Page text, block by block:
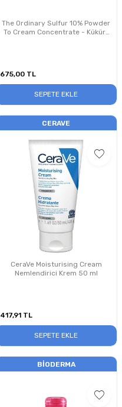
The Ordinary Sulfur 10% Powder
To Cream Concentrate - Kükürt
675,00 TL
SEPETE EKLE
CERAVE
CeraVe Moisturising Cream
Nemlendirici Krem 50 ml
417,91 TL
SEPETE EKLE
BIODERMA